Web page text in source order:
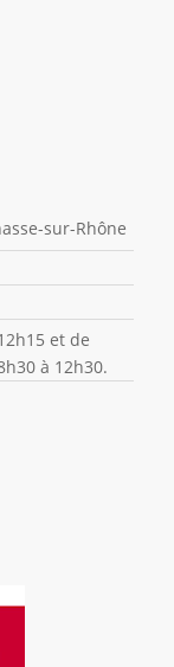
sur-Rhône
et de
à 12h30.